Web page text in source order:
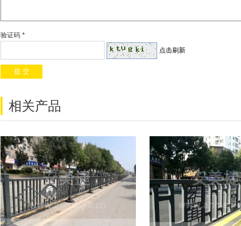
验证码 *
点击刷新
相关产品